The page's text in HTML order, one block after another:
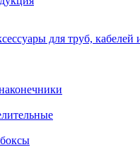
для труб, кабелей